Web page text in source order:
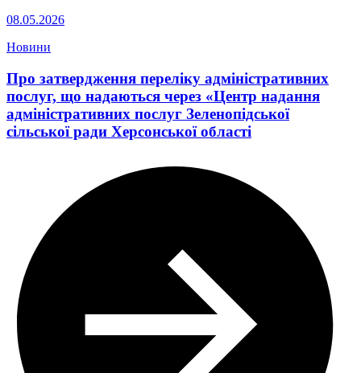
08.05.2026
Новини
Про затвердження переліку адміністративних
послуг, що надаються через «Центр надання
адміністративних послуг Зеленопідської
сільської ради Херсонської області